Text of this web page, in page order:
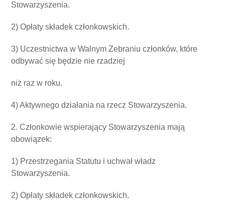
Stowarzyszenia.
2) Opłaty składek członkowskich.
3) Uczestnictwa w Walnym Zebraniu członków, które
odbywać się będzie nie rzadziej
niż raz w roku.
4) Aktywnego działania na rzecz Stowarzyszenia.
2. Członkowie wspierający Stowarzyszenia mają
obowiązek:
1) Przestrzegania Statutu i uchwał władz
Stowarzyszenia.
2) Opłaty składek członkowskich.